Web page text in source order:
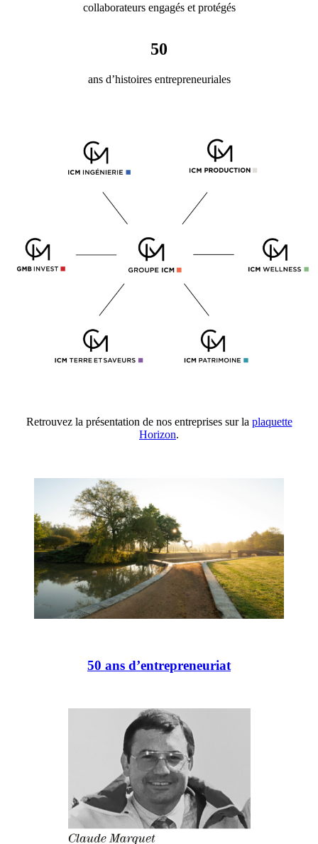
collaborateurs engagés et protégés
50
ans d’histoires entrepreneuriales
Retrouvez la présentation de nos entreprises sur la plaquette
Horizon.
50 ans d’entrepreneuriat